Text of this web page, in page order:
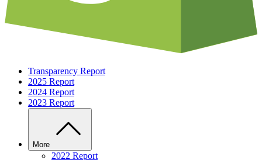
Transparency Report
2025 Report
2024 Report
2023 Report
More
2022 Report